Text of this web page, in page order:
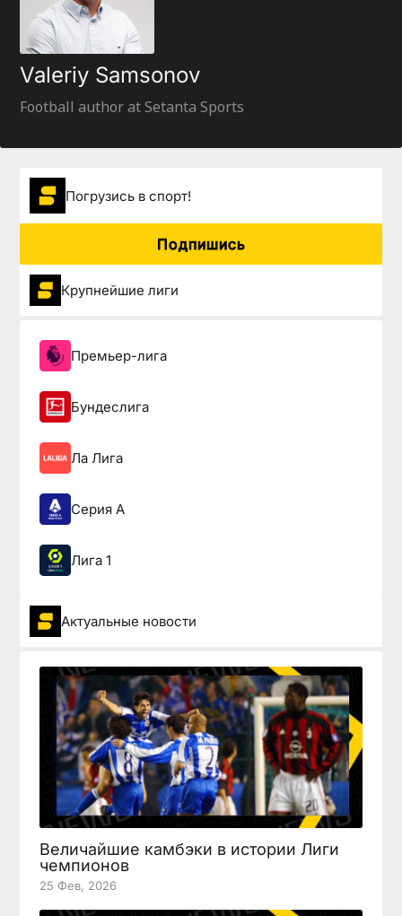
Valeriy Samsonov
Football author at Setanta Sports
Погрузиcь в спорт!
Подпишись
Крупнейшие лиги
Премьер-лига
Бундеслига
Ла Лига
Серия А
Лига 1
Актуальные новости
Величайшие камбэки в истории Лиги
чемпионов
25 Фев, 2026